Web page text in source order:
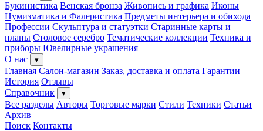
Букинистика Венская бронза Живопись и графика Иконы
Нумизматика и Фалеристика Предметы интерьера и обихода
Профессии Скульптура и статуэтки Старинные карты и
планы Столовое серебро Тематические коллекции Техника и
приборы Ювелирные украшения
О нас
▾
Главная Салон-магазин Заказ, доставка и оплата Гарантии
История Отзывы
Справочник
▾
Все разделы Авторы Торговые марки Стили Техники Статьи
Архив
Поиск Контакты